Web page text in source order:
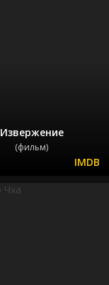
Извержение
(фильм)